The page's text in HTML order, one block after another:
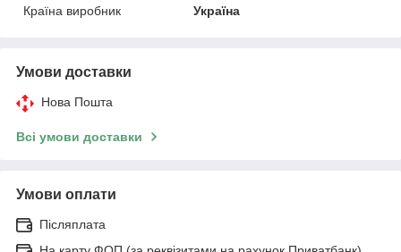
Країна виробник
Україна
Умови доставки
Нова Пошта
Всі умови доставки
Умови оплати
Післяплата